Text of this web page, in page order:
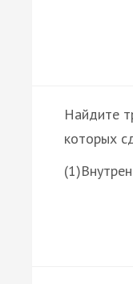
Найдите
которых